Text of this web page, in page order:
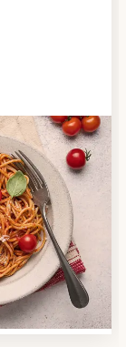
Suche,
in Ihrer
passt.
über die